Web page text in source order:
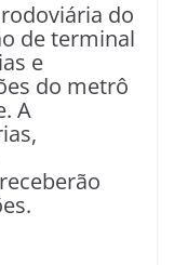
do
de terminal
e
do metrô
A